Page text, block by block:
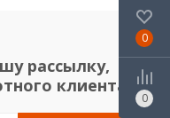
рассылку,
клиента!
0
0